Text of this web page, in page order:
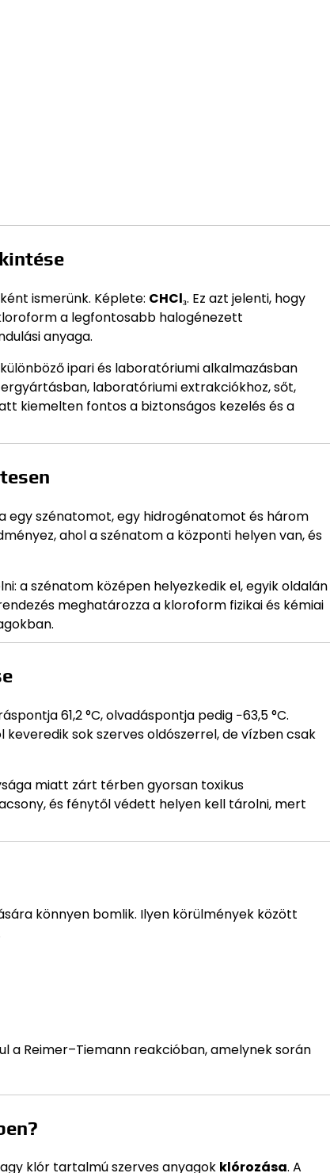
ismerünk. Képlete: CHCl₃. Ez azt jelenti, hogy
a legfontosabb halogénezett
anyaga.
ipari és laboratóriumi alkalmazásban
laboratóriumi extrakciókhoz, sőt,
kiemelten fontos a biztonságos kezelés és a
egy szénatomot, egy hidrogénatomot és három
ahol a szénatom a központi helyen van, és
a szénatom középen helyezkedik el, egyik oldalán
meghatározza a kloroform fizikai és kémiai
61,2 °C, olvadáspontja pedig −63,5 °C.
sok szerves oldószerrel, de vízben csak
miatt zárt térben gyorsan toxikus
és fénytől védett helyen kell tárolni, mert
könnyen bomlik. Ilyen körülmények között
a Reimer–Tiemann reakcióban, amelynek során
klór tartalmú szerves anyagok klórozása. A